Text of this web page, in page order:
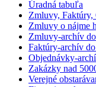
Úradná tabuľa
Zmluvy, Faktúry,
Zmluvy o nájme
Zmluvy-archív
Faktúry-archív
Objednávky-
Zakázky nad
Verejné